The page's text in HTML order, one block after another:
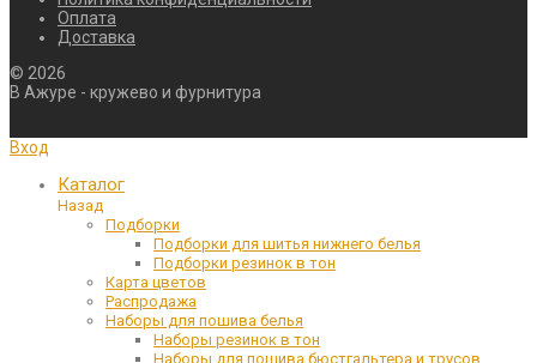
Оплата
Доставка
© 2026
В Ажуре - кружево и фурнитура
Вход
Каталог
Назад
Подборки
Подборки для шитья нижнего белья
Подборки резинок в тон
Карта цветов
Распродажа
Наборы для пошива белья
Наборы резинок в тон
Наборы для пошива бюстгальтера и трусов